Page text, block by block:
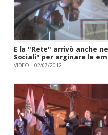
E la "Rete" arrivò anche
Sociali" per arginare le
VIDEO 02/07/2012